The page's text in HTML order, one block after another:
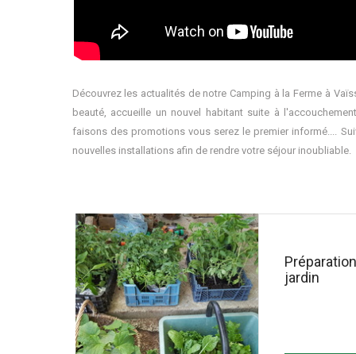
Découvrez les actualités de notre Camping à la Ferme à
beauté, accueille un nouvel habitant suite à
faisons des promotions vous serez le premier informé....
nouvelles installations afin de rendre votre séjour inoubliable.
jardin